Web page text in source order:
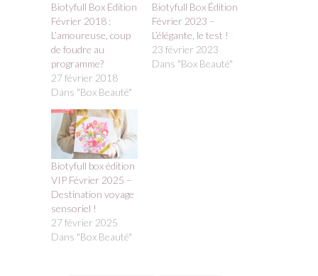
Biotyfull Box Edition
Février 2018 :
L’amoureuse, coup
de foudre au
programme?
27 février 2018
Dans "Box Beauté"
Biotyfull Box Édition
Février 2023 –
L’élégante, le test !
23 février 2023
Dans "Box Beauté"
Biotyfull box édition
VIP Février 2025 –
Destination voyage
sensoriel !
27 février 2025
Dans "Box Beauté"